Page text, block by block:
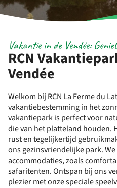
RCN
Vendée
Vakantie in de Vendée:
Welkom bij RCN La Ferme du
vakantiebestemming in het
vakantiepark is perfect voor
die van het platteland houden.
rust en tegelijkertijd
ons gezinsvriendelijke park.
accommodaties, zoals
safaritenten. Ontspan bij ons
plezier met onze speciale